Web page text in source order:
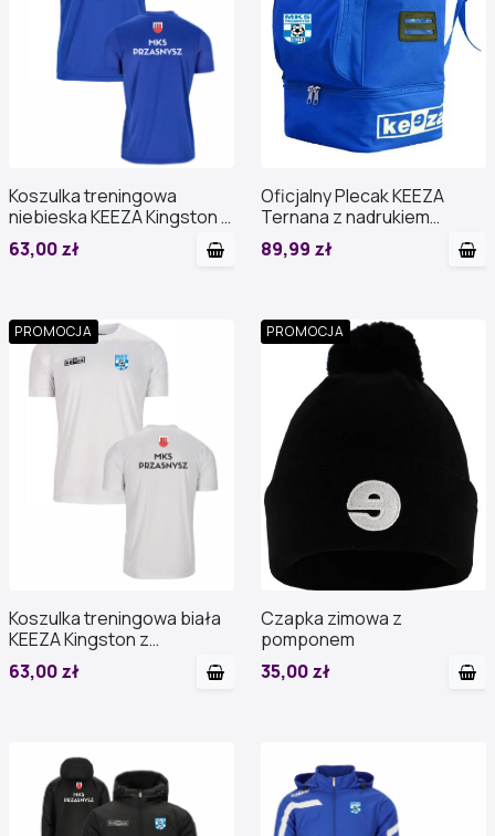
Koszulka treningowa
niebieska KEEZA Kingston z
nadrukiem
63,00 zł
Oficjalny Plecak KEEZA
Ternana z nadrukiem
PROMOCJA
89,99 zł
PROMOCJA
Koszulka treningowa biała
KEEZA Kingston z
nadrukiem
63,00 zł
PROMOCJA
Czapka zimowa z
pomponem
35,00 zł